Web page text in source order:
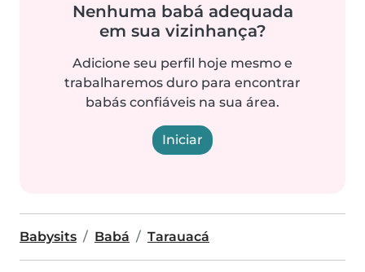
Nenhuma babá adequada
em sua vizinhança?
Adicione seu perfil hoje mesmo e
trabalharemos duro para encontrar
babás confiáveis na sua área.
Iniciar
Babysits Babá Tarauacá